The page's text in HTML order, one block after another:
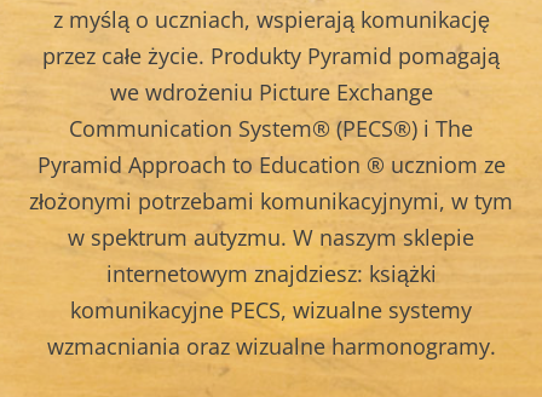
z myślą o uczniach, wspierają komunikację
przez całe życie. Produkty Pyramid pomagają
we wdrożeniu Picture Exchange
Communication System® (PECS®) i The
Pyramid Approach to Education ® uczniom ze
złożonymi potrzebami komunikacyjnymi, w tym
w spektrum autyzmu. W naszym sklepie
internetowym znajdziesz: książki
komunikacyjne PECS, wizualne systemy
wzmacniania oraz wizualne harmonogramy.